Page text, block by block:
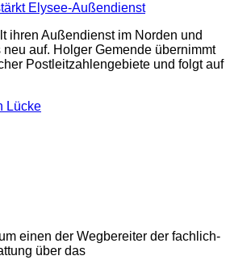
Elysee-Außendienst
ihren Außendienst im Norden und
auf. Holger Gemende übernimmt
Postleitzahlengebiete und folgt auf
Lücke
einen der Wegbereiter der fachlich-
über das